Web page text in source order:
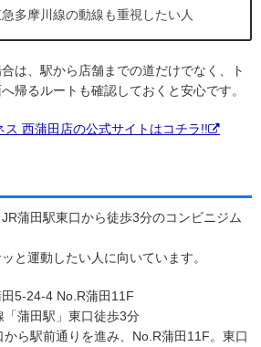
多摩川線の動線も重視したい人
は、駅から店舗までの道だけでなく、ト
帰るルートも確認しておくと安心です。
西蒲田店の公式サイトはコチラ!!
蒲田駅東口から徒歩3分のコンビニジム
と運動したい人に向いています。
5-24-4 No.R蒲田11F
「蒲田駅」東口徒歩3分
から駅前通りを進み、No.R蒲田11F。東口